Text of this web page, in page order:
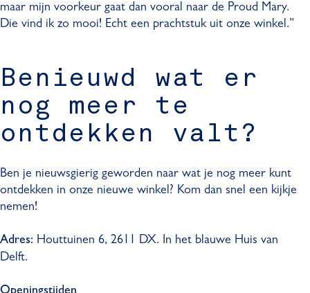
maar mijn voorkeur gaat dan vooral naar de Proud Mary.
Die vind ik zo mooi! Echt een prachtstuk uit onze winkel.”
Benieuwd wat er
nog meer te
ontdekken valt?
Ben je nieuwsgierig geworden naar wat je nog meer kunt
ontdekken in onze nieuwe winkel? Kom dan snel een kijkje
nemen!
Adres: Houttuinen 6, 2611 DX. In het blauwe Huis van
Delft.